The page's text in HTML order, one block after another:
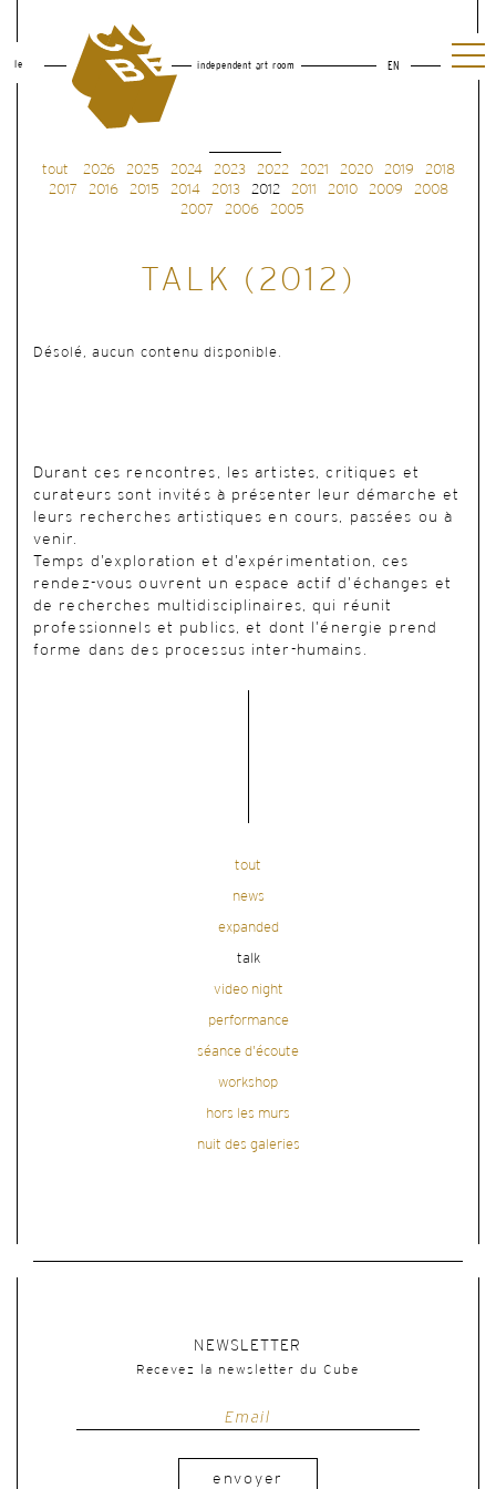
le independent art room EN
tout 2026 2025 2024 2023 2022 2021 2020 2019
2018
2017
2016 2015 2014 2013 2012 2011 2010 2009
2008
2007
2006 2005
TALK (2012)
Désolé, aucun contenu disponible.
Durant ces rencontres, les artistes, critiques et
curateurs sont invités à présenter leur démarche et
leurs recherches artistiques en cours, passées ou à
venir.
Temps d’exploration et d’expérimentation, ces
rendez-vous ouvrent un espace actif d’échanges et
de recherches multidisciplinaires, qui réunit
professionnels et publics, et dont l’énergie prend
forme dans des processus inter-humains.
tout
news
expanded
talk
video night
performance
séance d'écoute
workshop
hors les murs
nuit des galeries
NEWSLETTER
Recevez la newsletter du Cube
envoyer